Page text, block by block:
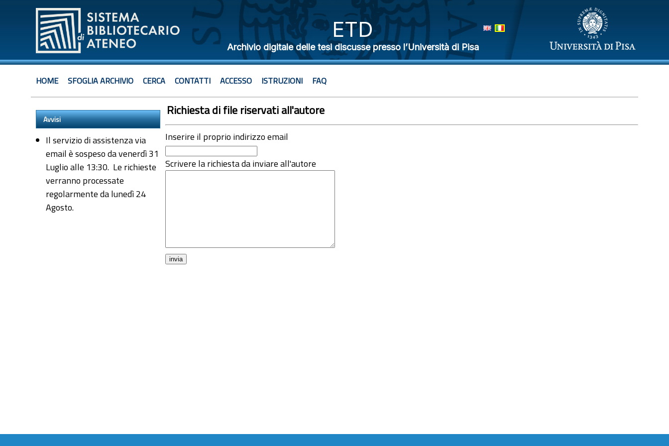
ETD
Archivio digitale delle tesi discusse presso l’Università di Pisa
HOME SFOGLIA ARCHIVIO CERCA CONTATTI ACCESSO ISTRUZIONI FAQ
Avvisi
Il servizio di assistenza via
email è sospeso da venerdì 31
Luglio alle 13:30. Le richieste
verranno processate
regolarmente da lunedì 24
Agosto.
Richiesta di file riservati all'autore
Inserire il proprio indirizzo email
Scrivere la richiesta da inviare all'autore